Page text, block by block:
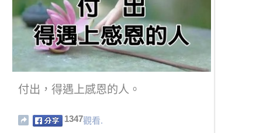
付出，得遇上感恩的人。
1347觀看.